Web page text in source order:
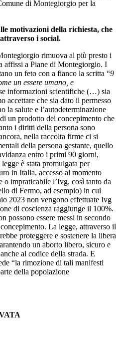
di Montegiorgio per la
motivazioni della richiesta, che
i social.
rimuova al più presto i
a Piane di Montegiorgio. I
un feto con a fianco la scritta “9
un essere umano, e
informazioni scientifiche (…) sia
accettare che sia dato il permesso
la salute e l’autodeterminazione
un prodotto del concepimento che
i diritti della persona sono
nella raccolta firme ci si
della persona gestante, quello
entro i primi 90 giorni,
legge è stata promulgata per
in Italia, accesso al momento
o impraticabile l’Ivg, così tanto da
di Fermo, ad esempio) in cui
2023 non vengono effettuate Ivg
di coscienza raggiunge il 100%.
possono essere messi in secondo
La legge, attraverso il
proteggere e sostenere la libera
un aborto libero, sicuro e
al codice della strada. E
“la rimozione di tali manifesti
della popolazione